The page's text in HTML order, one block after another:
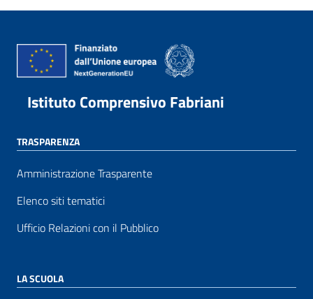
Istituto Comprensivo Fabriani
TRASPARENZA
Amministrazione Trasparente
Elenco siti tematici
Ufficio Relazioni con il Pubblico
LA SCUOLA